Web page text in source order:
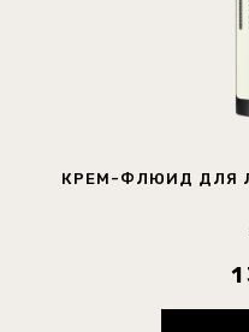
КРЕМ-ФЛЮИД ДЛЯ